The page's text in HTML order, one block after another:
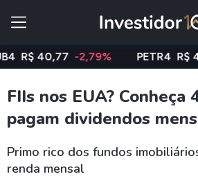
40,77 -2,79% PETR4 R$
FIIs nos EUA? Conheça
pagam dividendos
Primo rico dos fundos
renda mensal